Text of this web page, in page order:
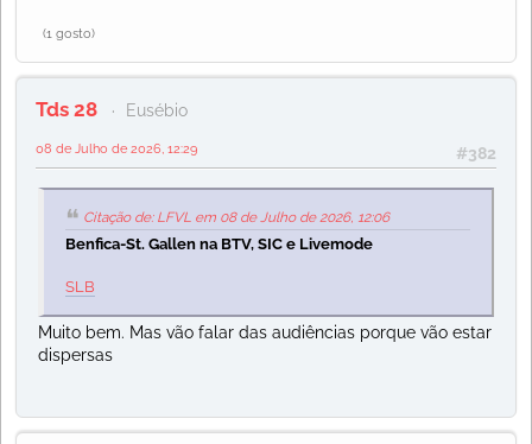
(1 gosto)
Tds 28 Eusébio
#382
08 de Julho de 2026, 12:29
Citação de: LFVL em 08 de Julho de 2026, 12:06
Benfica-St. Gallen na BTV, SIC e Livemode
SLB
Muito bem. Mas vão falar das audiências porque vão estar
dispersas